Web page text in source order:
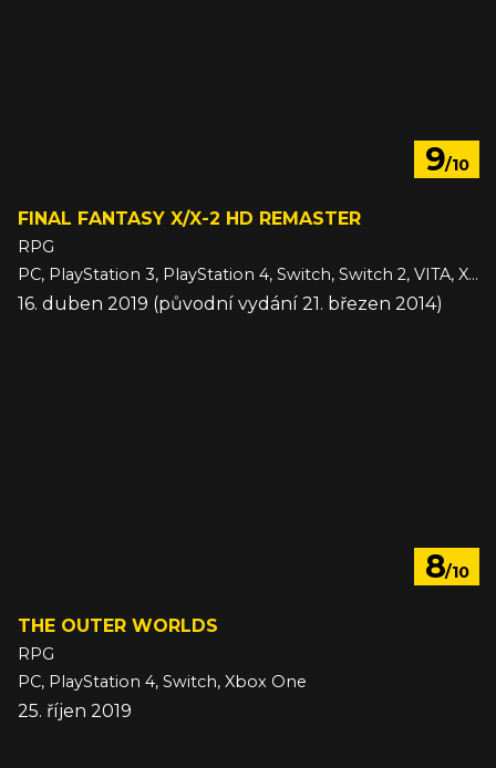
9/10
FINAL FANTASY X/X-2 HD REMASTER
RPG
PC, PlayStation 3, PlayStation 4, Switch, Switch 2, VITA, Xbox One
16. duben 2019 (původní vydání 21. březen 2014)
8/10
THE OUTER WORLDS
RPG
PC, PlayStation 4, Switch, Xbox One
25. říjen 2019